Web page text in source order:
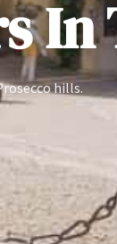
hills.